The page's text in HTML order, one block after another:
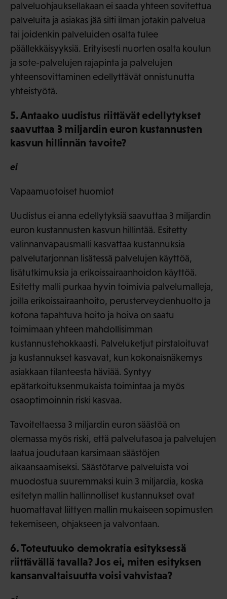
palveluohjauksellakaan ei saada yhteen sovitettua
palveluita ja asiakas jää silti ilman jotakin palvelua
tai joidenkin palveluiden osalta tulee
päällekkäisyyksiä. Erityisesti nuorten osalta koulun
ja sote-palvelujen rajapinta ja palvelujen
yhteensovittaminen edellyttävät onnistunutta
yhteistyötä.
5. Antaako uudistus riittävät edellytykset
saavuttaa 3 miljardin euron kustannusten
kasvun hillinnän tavoite?
ei
Vapaamuotoiset huomiot
Uudistus ei anna edellytyksiä saavuttaa 3 miljardin
euron kustannusten kasvun hillintää. Esitetty
valinnanvapausmalli kasvattaa kustannuksia
palvelutarjonnan lisätessä palvelujen käyttöä,
lisätutkimuksia ja erikoissairaanhoidon käyttöä.
Esitetty malli purkaa hyvin toimivia palvelumalleja,
joilla erikoissairaanhoito, perusterveydenhuolto ja
kotona tapahtuva hoito ja hoiva on saatu
toimimaan yhteen mahdollisimman
kustannustehokkaasti. Palveluketjut pirstaloituvat
ja kustannukset kasvavat, kun kokonaisnäkemys
asiakkaan tilanteesta häviää. Syntyy
epätarkoituksenmukaista toimintaa ja myös
osaoptimoinnin riski kasvaa.
Tavoiteltaessa 3 miljardin euron säästöä on
olemassa myös riski, että palvelutasoa ja palvelujen
laatua joudutaan karsimaan säästöjen
aikaansaamiseksi. Säästötarve palveluista voi
muodostua suuremmaksi kuin 3 miljardia, koska
esitetyn mallin hallinnolliset kustannukset ovat
huomattavat liittyen mallin mukaiseen sopimusten
tekemiseen, ohjakseen ja valvontaan.
6. Toteutuuko demokratia esityksessä
riittävällä tavalla? Jos ei, miten esityksen
kansanvaltaisuutta voisi vahvistaa?